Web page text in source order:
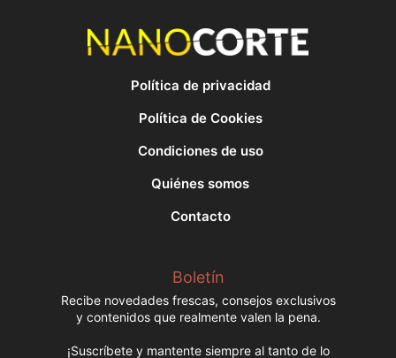
Política de privacidad
Política de Cookies
Condiciones de uso
Quiénes somos
Contacto
Boletín
Recibe novedades frescas, consejos exclusivos
y contenidos que realmente valen la pena.
¡Suscríbete y mantente siempre al tanto de lo